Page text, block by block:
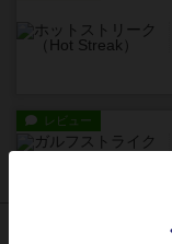
レビュー